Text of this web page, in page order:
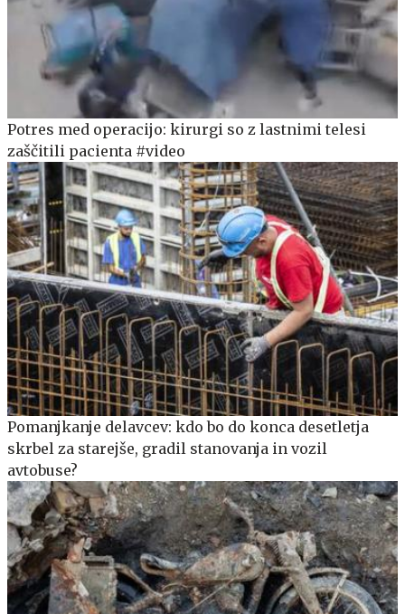
Potres med operacijo: kirurgi so z lastnimi telesi
zaščitili pacienta #video
Pomanjkanje delavcev: kdo bo do konca desetletja
skrbel za starejše, gradil stanovanja in vozil
avtobuse?